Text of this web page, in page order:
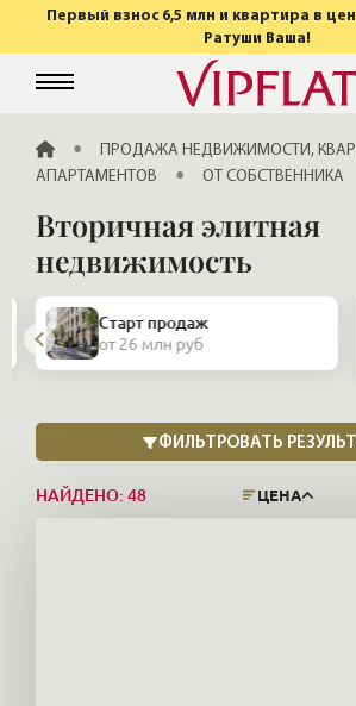
Первый взнос 6,5 млн и квартира в
Ратуши Ваша!
ГЛАВНАЯПРОДАЖА НЕДВИЖИМОСТИ,
АПАРТАМЕНТОВ
ОТ СОБСТВЕННИКА
Вторичная элитная
недвижимость
Закрытая продажа квартир
и апартаментов
от 26 млн руб
НАЙДЕНО: 48 ЦЕНА